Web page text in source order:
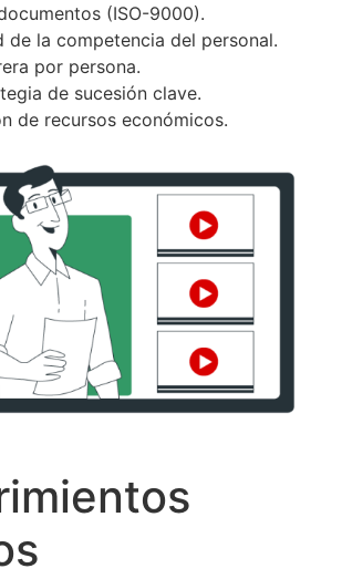
(ISO-9000).
de la competencia del personal.
por persona.
de sucesión clave.
de recursos económicos.